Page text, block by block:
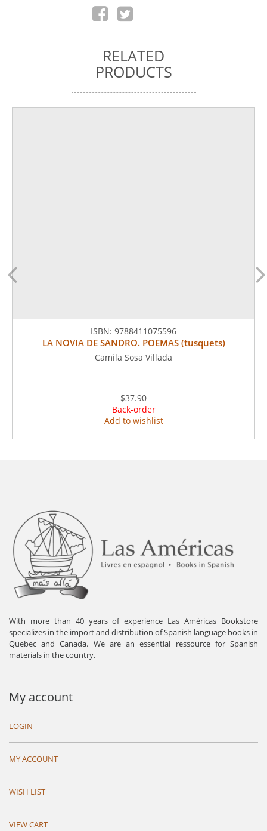
RELATED
PRODUCTS
ISBN: 9788411075596
LA NOVIA DE SANDRO. POEMAS (tusquets)
Camila Sosa Villada
$37.90
Back-order
Add to wishlist
With more than 40 years of experience Las Américas Bookstore
specializes in the import and distribution of Spanish language books in
Quebec and Canada. We are an essential ressource for Spanish
materials in the country.
My account
LOGIN
MY ACCOUNT
WISH LIST
VIEW CART